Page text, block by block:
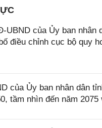
UBND của Ủy ban
điều chỉnh cục bộ quy
của Ủy ban nhân dân
tầm nhìn đến năm